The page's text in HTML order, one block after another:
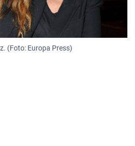
(Foto: Europa Press)